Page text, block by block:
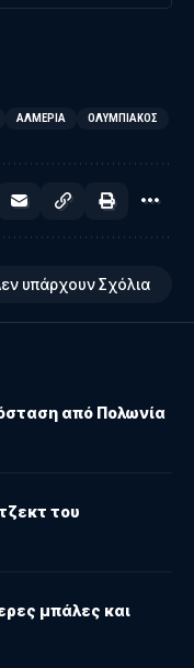
ΑΛΜΕΡΊΑ ΟΛΥΜΠΙΑΚΌΣ
υπάρχουν Σχόλια
από Πολωνία
του
μπάλες και